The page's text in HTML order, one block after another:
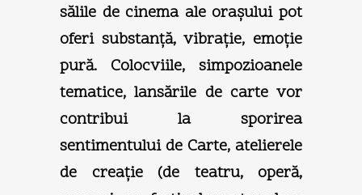
sălile de cinema ale oraşului pot
oferi substanţă, vibraţie, emoţie
pură. Colocviile, simpozioanele
tematice, lansările de carte vor
contribui la sporirea
sentimentului de Carte, atelierele
de creaţie (de teatru, operă,